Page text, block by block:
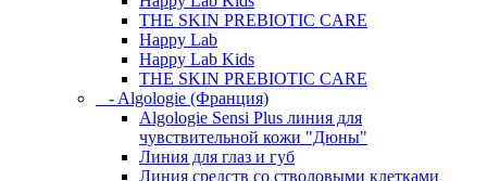
THE SKIN PREBIOTIC CARE
Happy Lab
Happy Lab Kids
THE SKIN PREBIOTIC CARE
- Algologie (Франция)
Algologie Sensi Plus линия для
чувcтвительной кожи "Дюны"
Линия для глаз и губ
Линия средств со стволовыми клетками